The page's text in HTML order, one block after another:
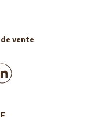
vente